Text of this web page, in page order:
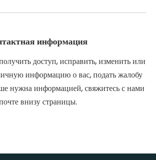
информация
доступ, исправить, изменить или
информацию о вас, подать жалобу
нужна информацией, свяжитесь с нами
внизу страницы.